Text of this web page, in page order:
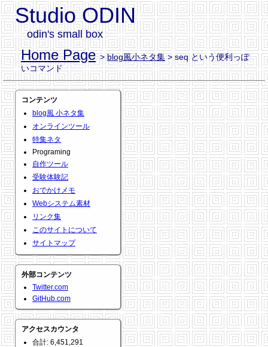
Studio ODIN
odin's small box
Home Page >blog風小ネタ集> seq という便利っぽ
いコマンド
コンテンツ
blog風 小ネタ集
オンラインツール
特集ネタ
Programing
自作ツール
受験体験記
おでかけメモ
Webシステム素材
リンク集
このサイトについて
サイトマップ
外部コンテンツ
Twitter.com
GitHub.com
アクセスカウンタ
合計: 6,451,291